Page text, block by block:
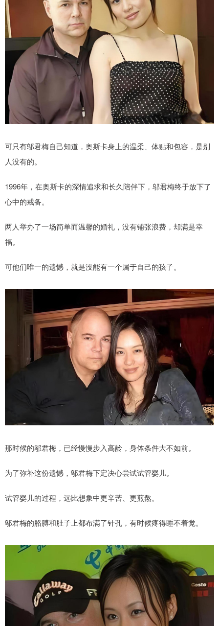
可只有邬君梅自己知道，奥斯卡身上的温柔、体贴和包容，是别
人没有的。
1996年，在奥斯卡的深情追求和长久陪伴下，邬君梅终于放下了
心中的戒备。
两人举办了一场简单而温馨的婚礼，没有铺张浪费，却满是幸
福。
可他们唯一的遗憾，就是没能有一个属于自己的孩子。
那时候的邬君梅，已经慢慢步入高龄，身体条件大不如前。
为了弥补这份遗憾，邬君梅下定决心尝试试管婴儿。
试管婴儿的过程，远比想象中更辛苦、更煎熬。
邬君梅的胳膊和肚子上都布满了针孔，有时候疼得睡不着觉。